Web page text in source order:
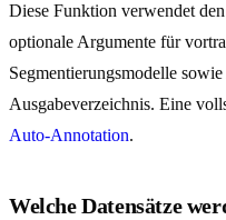
Diese Funktion verwendet
optionale Argumente für
Segmentierungsmodelle
Ausgabeverzeichnis. Eine
Auto-Annotation.
Welche Datensätze